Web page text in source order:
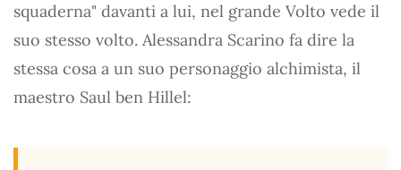
squaderna" davanti a lui, nel grande Volto vede il
suo stesso volto. Alessandra Scarino fa dire la
stessa cosa a un suo personaggio alchimista, il
maestro Saul ben Hillel: